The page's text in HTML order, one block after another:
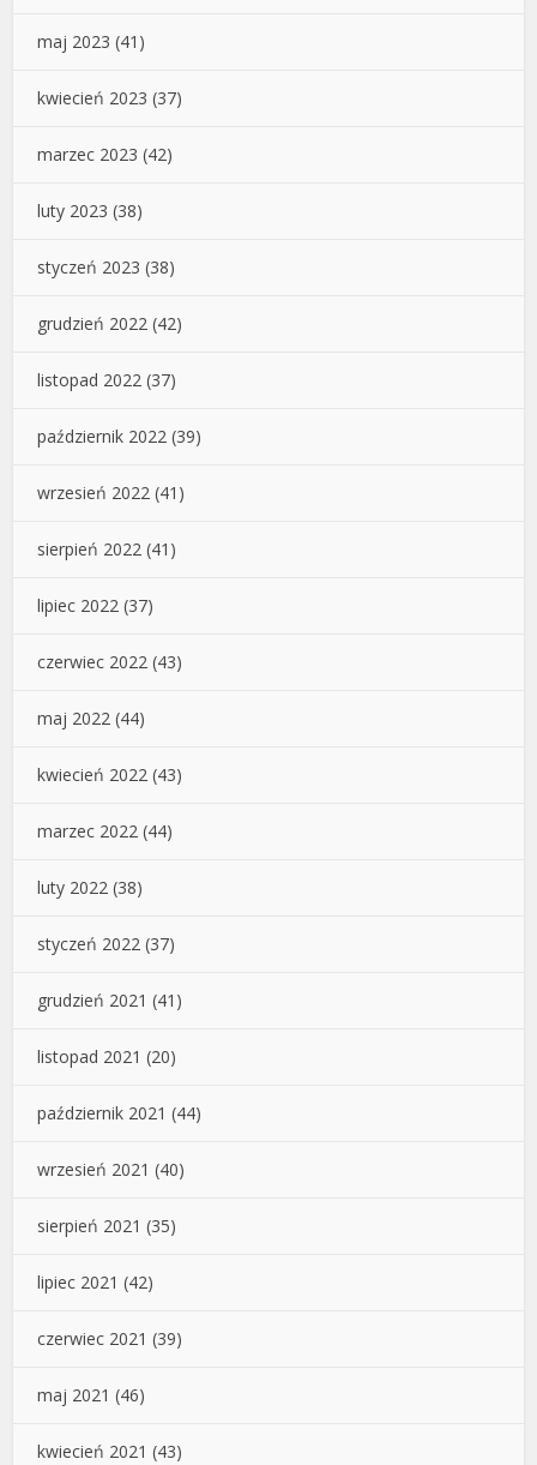
maj 2023 (41)
kwiecień 2023 (37)
marzec 2023 (42)
luty 2023 (38)
styczeń 2023 (38)
grudzień 2022 (42)
listopad 2022 (37)
październik 2022 (39)
wrzesień 2022 (41)
sierpień 2022 (41)
lipiec 2022 (37)
czerwiec 2022 (43)
maj 2022 (44)
kwiecień 2022 (43)
marzec 2022 (44)
luty 2022 (38)
styczeń 2022 (37)
grudzień 2021 (41)
listopad 2021 (20)
październik 2021 (44)
wrzesień 2021 (40)
sierpień 2021 (35)
lipiec 2021 (42)
czerwiec 2021 (39)
maj 2021 (46)
kwiecień 2021 (43)